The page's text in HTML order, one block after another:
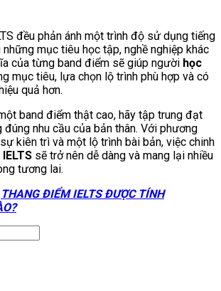
đều phản ánh một trình độ sử dụng tiếng
mục tiêu học tập, nghề nghiệp khác
của từng band điểm sẽ giúp người học
mục tiêu, lựa chọn lộ trình phù hợp và có
quả hơn.
band điểm thật cao, hãy tập trung đạt
nhu cầu của bản thân. Với phương
kiên trì và một lộ trình bài bản, việc chinh
sẽ trở nên dễ dàng và mang lại nhiều
tương lai.
THANG ĐIỂM IELTS ĐƯỢC TÍNH